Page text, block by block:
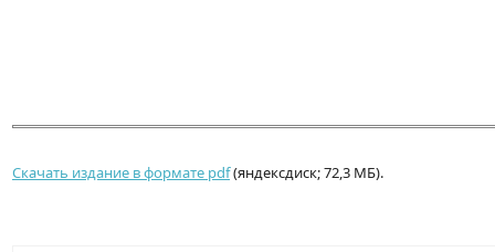
Скачать издание в формате pdf(яндексдиск; 72,3 МБ).